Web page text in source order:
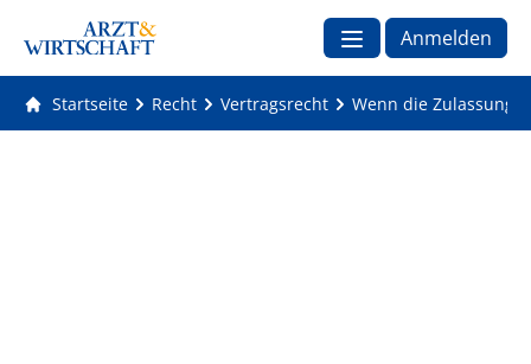
Anmelden
Startseite Recht Vertragsrecht Wenn die Zulassung